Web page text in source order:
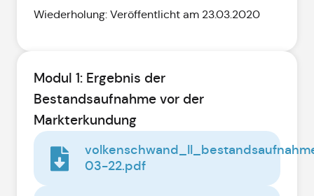
Wiederholung: Veröffentlicht am 23.03.2020
Modul 1: Ergebnis der
Bestandsaufnahme vor der
Markterkundung
03-22.pdf